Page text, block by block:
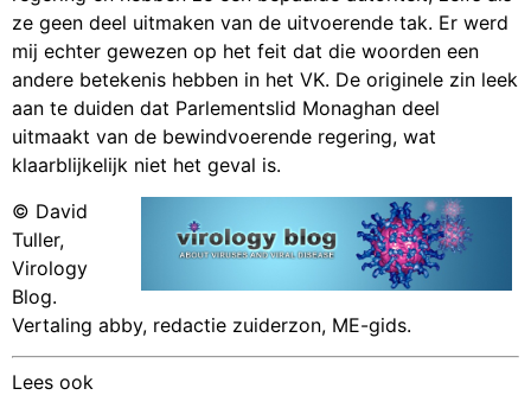
ze geen deel uitmaken van de uitvoerende tak. Er werd
mij echter gewezen op het feit dat die woorden een
andere betekenis hebben in het VK. De originele zin leek
aan te duiden dat Parlementslid Monaghan deel
uitmaakt van de bewindvoerende regering, wat
klaarblijkelijk niet het geval is.
© David
Tuller,
Virology
Blog.
Vertaling abby, redactie zuiderzon, ME-gids.
Lees ook